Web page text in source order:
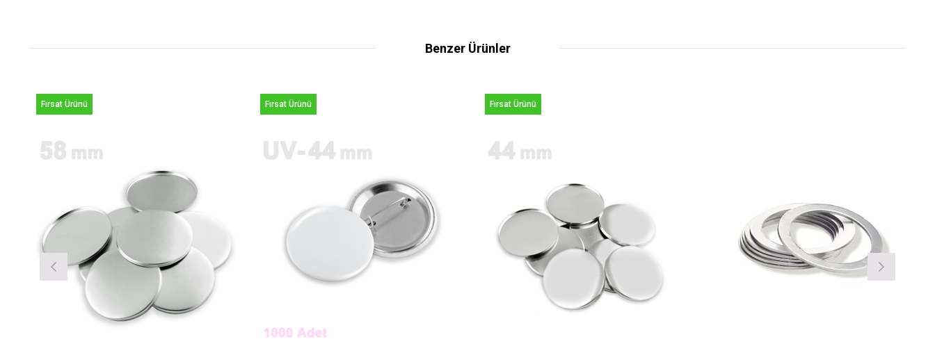
Benzer Ürünler
Fırsat Ürünü Fırsat Ürünü Fırsat Ürünü